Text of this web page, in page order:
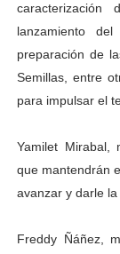
lanzamiento
preparación de
Semillas, entre
para impulsar el
Yamilet Mirabal,
que mantendrán
avanzar y darle
Freddy Ñáñez,